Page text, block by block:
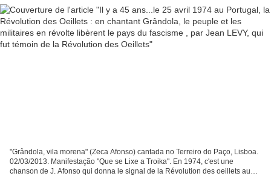
"Grândola, vila morena" (Zeca Afonso) cantada no Terreiro do Paço, Lisboa.
02/03/2013. Manifestação "Que se Lixe a Troika". En 1974, c'est une
chanson de J. Afonso qui donna le signal de la Révolution des oeillets au